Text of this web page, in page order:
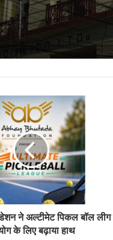
ने अल्टीमेट पिकल बॉल
के लिए बढ़ाया हाथ